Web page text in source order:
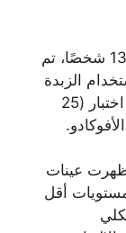
في دراسة متقاطعة صغيرة أجريت على 13 شخصًا، تم
الزبدة
(25 جرامًا من الدهون المشبعة) أو وجبة اختبار (25
أظهرت عينات
مستويات أقل